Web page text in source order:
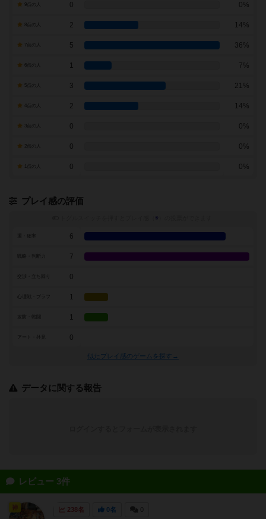
0 0%
2 14%
7点の人 5 36%
1 7%
3 21%
2 14%
0 0%
0 0%
0 0%
プレイ感の評価
※
6
戦略・判断力 7
0
1
1
アート・外見 0
似たプレイ感のゲームを探す→
データに関する報告
レビュー 3件
238名 0名